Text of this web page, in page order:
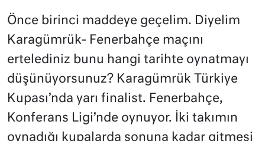
Önce birinci maddeye geçelim. Diyelim
Karagümrük- Fenerbahçe maçını
ertelediniz bunu hangi tarihte oynatmayı
düşünüyorsunuz? Karagümrük Türkiye
Kupası’nda yarı finalist. Fenerbahçe,
Konferans Ligi’nde oynuyor. İki takımın
oynadığı kupalarda sonuna kadar gitmesi